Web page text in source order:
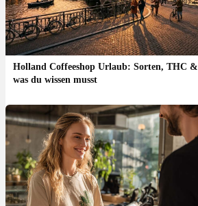
Holland Coffeeshop Urlaub: Sorten, THC &
was du wissen musst